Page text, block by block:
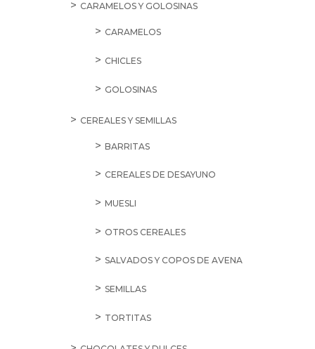
CARAMELOS Y GOLOSINAS
CARAMELOS
CHICLES
GOLOSINAS
CEREALES Y SEMILLAS
BARRITAS
CEREALES DE DESAYUNO
MUESLI
OTROS CEREALES
SALVADOS Y COPOS DE AVENA
SEMILLAS
TORTITAS